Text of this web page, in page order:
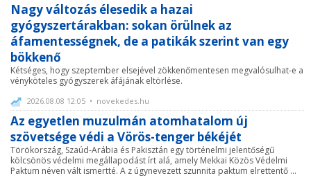
Nagy változás élesedik a hazai
gyógyszertárakban: sokan örülnek az
áfamentességnek, de a patikák szerint van egy
bökkenő
Kétséges, hogy szeptember elsejével zökkenőmentesen megvalósulhat-e a
vényköteles gyógyszerek áfájának eltörlése.
2026.08.08 12:05 • novekedes.hu
Az egyetlen muzulmán atomhatalom új
szövetsége védi a Vörös-tenger békéjét
Törökország, Szaúd-Arábia és Pakisztán egy történelmi jelentőségű
kölcsönös védelmi megállapodást írt alá, amely Mekkai Közös Védelmi
Paktum néven vált ismertté. A z úgynevezett szunnita paktum elrettentő ...